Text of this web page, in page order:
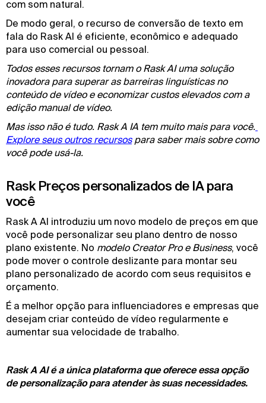
com som natural.
De modo geral, o recurso de conversão de texto em
fala do Rask AI é eficiente, econômico e adequado
para uso comercial ou pessoal.
Todos esses recursos tornam o Rask AI uma solução
inovadora para superar as barreiras linguísticas no
conteúdo de vídeo e economizar custos elevados com a
edição manual de vídeo.
Mas isso não é tudo. Rask A IA tem muito mais para você.
Explore seus outros recursospara saber mais sobre como
você pode usá-la.
Rask Preços personalizados de IA para
você
Rask A AI introduziu um novo modelo de preços em que
você pode personalizar seu plano dentro de nosso
plano existente. No modelo Creator Pro e Business, você
pode mover o controle deslizante para montar seu
plano personalizado de acordo com seus requisitos e
orçamento.
É a melhor opção para influenciadores e empresas que
desejam criar conteúdo de vídeo regularmente e
aumentar sua velocidade de trabalho.
Rask A AI é a única plataforma que oferece essa opção
de personalização para atender às suas necessidades.